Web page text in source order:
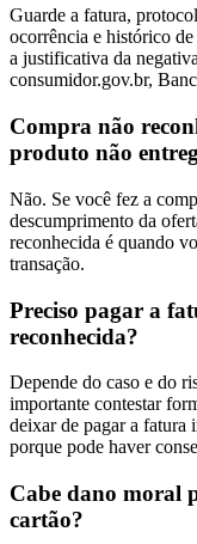
Guarde a fatura,
ocorrência e histórico
a justificativa da
consumidor.gov.br,
Compra não
produto não
Não. Se você fez a
descumprimento da
reconhecida é quando
transação.
Preciso pagar a
reconhecida?
Depende do caso e do
importante contestar
deixar de pagar a fatura
porque pode haver
Cabe dano moral
cartão?